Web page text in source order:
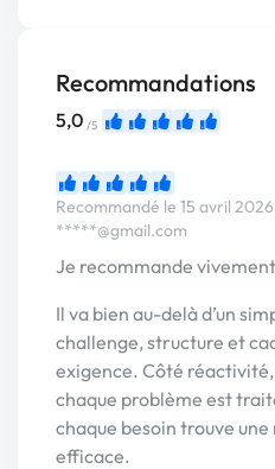
Recommandations
5,0 /5
Recommandé le 15 avril
*****@gmail.com
Je recommande
Il va bien au-delà d’un
challenge, structure et
exigence. Côté
chaque problème est
chaque besoin trouve
efficace.